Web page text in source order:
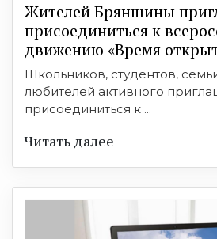
Жителей Брянщины
присоединиться к
движению «Время
Школьников, студентов,
любителей активного
присоединиться к ...
Читать далее